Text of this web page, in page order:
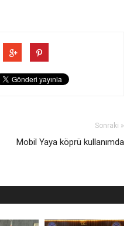
Sonraki »
Mobil Yaya köprü kullanımda